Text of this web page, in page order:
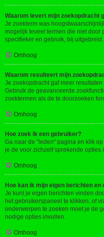
Waarom levert mijn zoekopdracht
Je zoekterm was
mogelijk teveel termen die niet door
specifieker en gebruik, bij
Omhoog
Waarom resulteert mijn
Je zoekopdracht gaf meer
Gebruik de geavanceerde
zoektermen als de te doorzoeken
Omhoog
Hoe zoek ik een gebruiker?
Ga naar de "leden" pagina en klik
je de voor zichzelf sprekende opties
Omhoog
Hoe kan ik mijn eigen berichten en
Je kunt je eigen berichten vinden
het gebruikerspaneel te klikken, of
onderwerpen te zoeken moet je de
nodige opties invullen.
Omhoog